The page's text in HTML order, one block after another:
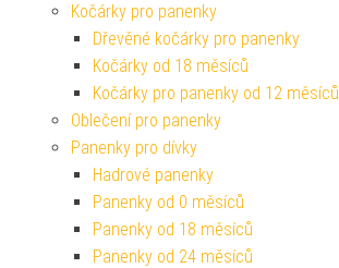
Kočárky pro panenky
Dřevěné kočárky pro panenky
Kočárky od 18 měsíců
Kočárky pro panenky od 12 měsíců
Oblečení pro panenky
Panenky pro dívky
Hadrové panenky
Panenky od 0 měsíců
Panenky od 18 měsíců
Panenky od 24 měsíců